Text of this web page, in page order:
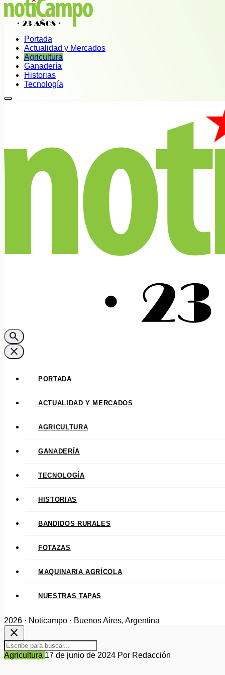
Portada
Actualidad y Mercados
Agricultura
Ganadería
Historias
Tecnología
search
close
PORTADA
ACTUALIDAD Y MERCADOS
AGRICULTURA
GANADERÍA
TECNOLOGÍA
HISTORIAS
BANDIDOS RURALES
FOTAZAS
MAQUINARIA AGRÍCOLA
NUESTRAS TAPAS
2026 · Noticampo · Buenos Aires, Argentina
close
Agricultura 17 de junio de 2024 Por Redacción